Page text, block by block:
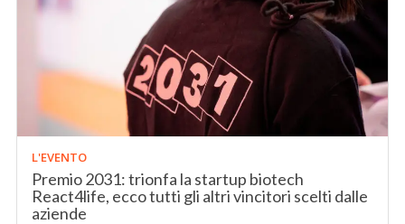
L'EVENTO
Premio 2031: trionfa la startup biotech
React4life, ecco tutti gli altri vincitori scelti dalle
aziende